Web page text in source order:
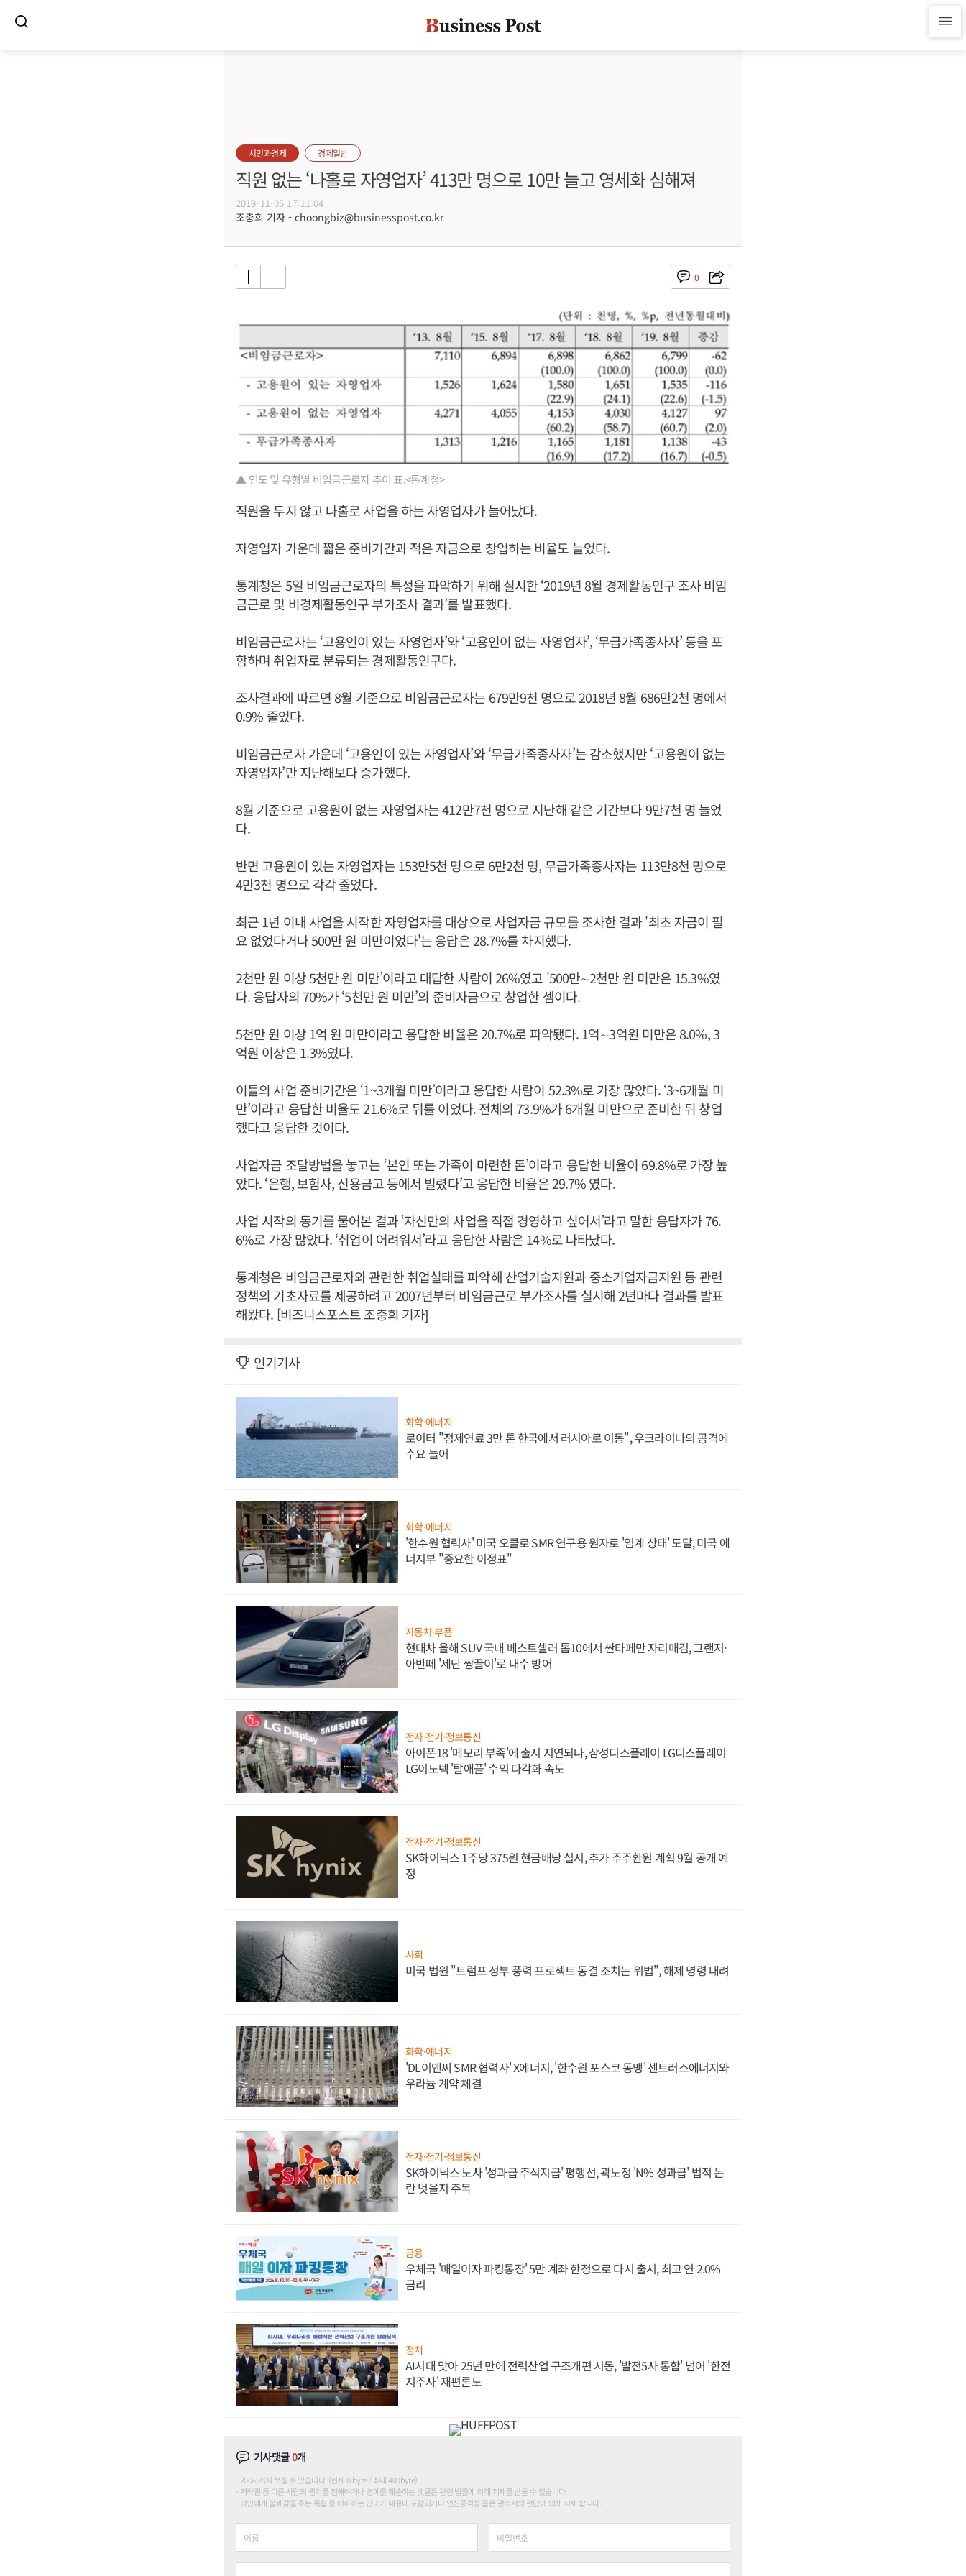
시민과경제 경제일반
직원 없는 ‘나홀로 자영업자’ 413만 명으로 10만 늘고 영세화 심해져
2019-11-05 17:11:04
조충희 기자 - choongbiz@businesspost.co.kr
0
▲ 연도 및 유형별 비임금근로자 추이 표.<통계청>
직원을 두지 않고 나홀로 사업을 하는 자영업자가 늘어났다.
자영업자 가운데 짧은 준비기간과 적은 자금으로 창업하는 비율도 늘었다.
통계청은 5일 비임금근로자의 특성을 파악하기 위해 실시한 ‘2019년 8월 경제활동인구 조사 비임
금근로 및 비경제활동인구 부가조사 결과’를 발표했다.
비임금근로자는 ‘고용인이 있는 자영업자’와 ‘고용인이 없는 자영업자’, ‘무급가족종사자’ 등을 포
함하며 취업자로 분류되는 경제활동인구다.
조사결과에 따르면 8월 기준으로 비임금근로자는 679만9천 명으로 2018년 8월 686만2천 명에서
0.9% 줄었다.
비임금근로자 가운데 ‘고용인이 있는 자영업자’와 ‘무급가족종사자’는 감소했지만 ‘고용원이 없는
자영업자’만 지난해보다 증가했다.
8월 기준으로 고용원이 없는 자영업자는 412만7천 명으로 지난해 같은 기간보다 9만7천 명 늘었
다.
반면 고용원이 있는 자영업자는 153만5천 명으로 6만2천 명, 무급가족종사자는 113만8천 명으로
4만3천 명으로 각각 줄었다.
최근 1년 이내 사업을 시작한 자영업자를 대상으로 사업자금 규모를 조사한 결과 '최초 자금이 필
요 없었다거나 500만 원 미만이었다'는 응답은 28.7%를 차지했다.
2천만 원 이상 5천만 원 미만’이라고 대답한 사람이 26%였고 '500만∼2천만 원 미만은 15.3%였
다. 응답자의 70%가 ‘5천만 원 미만’의 준비자금으로 창업한 셈이다.
5천만 원 이상 1억 원 미만이라고 응답한 비율은 20.7%로 파악됐다. 1억∼3억원 미만은 8.0%, 3
억원 이상은 1.3%였다.
이들의 사업 준비기간은 ‘1~3개월 미만’이라고 응답한 사람이 52.3%로 가장 많았다. ‘3~6개월 미
만’이라고 응답한 비율도 21.6%로 뒤를 이었다. 전체의 73.9%가 6개월 미만으로 준비한 뒤 창업
했다고 응답한 것이다.
사업자금 조달방법을 놓고는 ‘본인 또는 가족이 마련한 돈’이라고 응답한 비율이 69.8%로 가장 높
았다. ‘은행, 보험사, 신용금고 등에서 빌렸다’고 응답한 비율은 29.7% 였다.
사업 시작의 동기를 물어본 결과 ‘자신만의 사업을 직접 경영하고 싶어서’라고 말한 응답자가 76.
6%로 가장 많았다. ‘취업이 어려워서’라고 응답한 사람은 14%로 나타났다.
통계청은 비임금근로자와 관련한 취업실태를 파악해 산업기술지원과 중소기업자금지원 등 관련
정책의 기초자료를 제공하려고 2007년부터 비임금근로 부가조사를 실시해 2년마다 결과를 발표
해왔다. [비즈니스포스트 조충희 기자]
인기기사
화학·에너지
로이터 "정제연료 3만 톤 한국에서 러시아로 이동", 우크라이나의 공격에
수요 늘어
화학·에너지
'한수원 협력사' 미국 오클로 SMR 연구용 원자로 '임계 상태' 도달, 미국 에
너지부 "중요한 이정표"
자동차·부품
현대차 올해 SUV 국내 베스트셀러 톱10에서 싼타페만 자리매김, 그랜저·
아반떼 '세단 쌍끌이'로 내수 방어
전자·전기·정보통신
아이폰18 '메모리 부족'에 출시 지연되나, 삼성디스플레이 LG디스플레이
LG이노텍 '탈애플' 수익 다각화 속도
전자·전기·정보통신
SK하이닉스 1주당 375원 현금배당 실시, 추가 주주환원 계획 9월 공개 예
정
사회
미국 법원 "트럼프 정부 풍력 프로젝트 동결 조치는 위법", 해제 명령 내려
화학·에너지
'DL이앤씨 SMR 협력사' X에너지, '한수원 포스코 동맹' 센트러스에너지와
우라늄 계약 체결
전자·전기·정보통신
SK하이닉스 노사 '성과급 주식지급' 평행선, 곽노정 'N% 성과급' 법적 논
란 벗을지 주목
금융
우체국 '매일이자 파킹통장' 5만 계좌 한정으로 다시 출시, 최고 연 2.0%
금리
정치
AI시대 맞아 25년 만에 전력산업 구조개편 시동, '발전5사 통합' 넘어 '한전
지주사' 재편론도
기사댓글0개
200자까지 쓰실 수 있습니다. (현재 0 byte / 최대 400byte)
저작권 등 다른 사람의 권리를 침해하거나 명예를 훼손하는 댓글은 관련 법률에 의해 제재를 받을 수 있습니다.
타인에게 불쾌감을 주는 욕설 등 비하하는 단어가 내용에 포함되거나 인신공격성 글은 관리자의 판단에 의해 삭제 합니다.